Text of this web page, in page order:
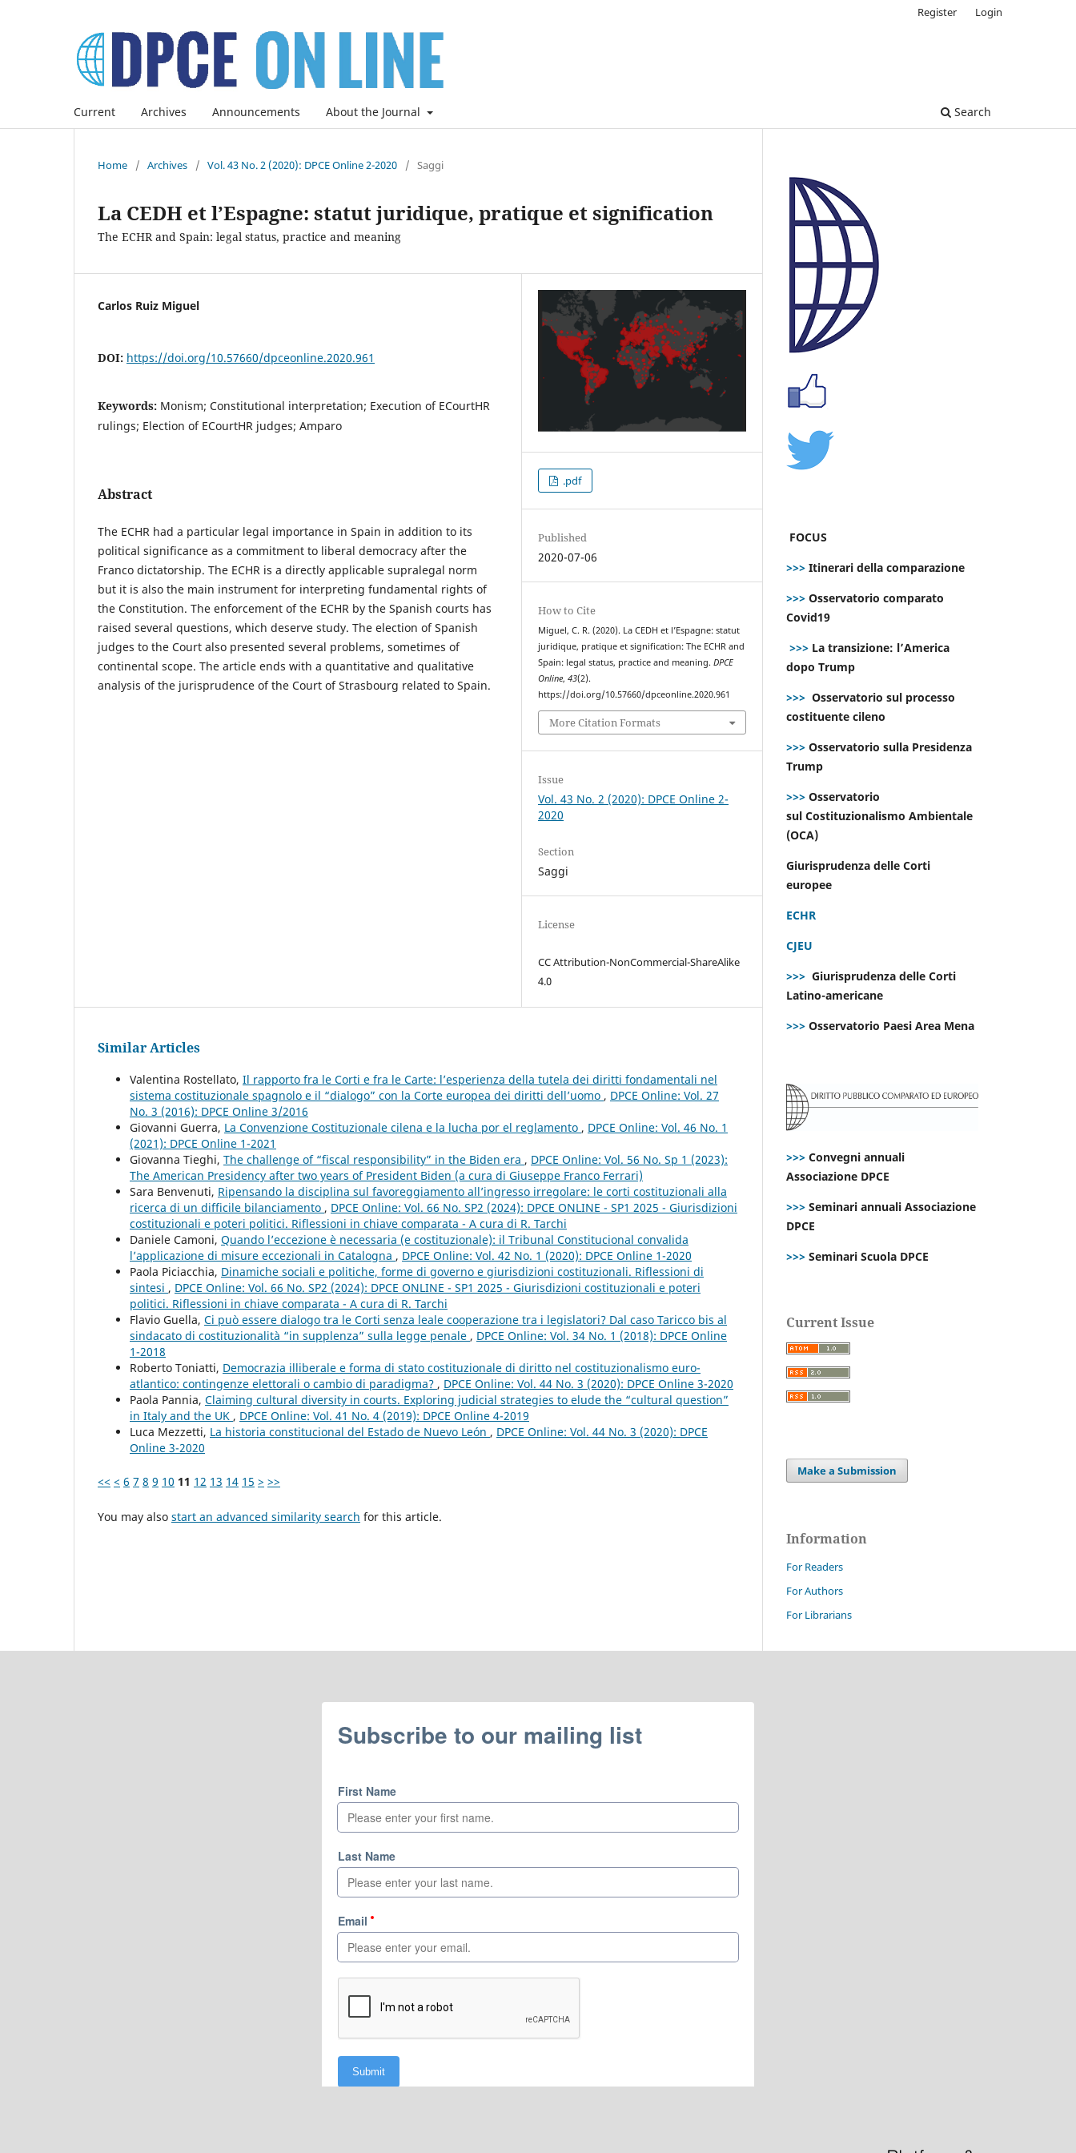
Current Archives Announcements About the Journal Search
Register Login
Home / Archives / Vol. 43 No. 2 (2020): DPCE Online 2-2020 / Saggi
La CEDH et l’Espagne: statut juridique, pratique et signification
The ECHR and Spain: legal status, practice and meaning
Carlos Ruiz Miguel
DOI: https://doi.org/10.57660/dpceonline.2020.961
Keywords: Monism; Constitutional interpretation; Execution of ECourtHR
rulings; Election of ECourtHR judges; Amparo
Abstract
The ECHR had a particular legal importance in Spain in addition to its
political significance as a commitment to liberal democracy after the
Franco dictatorship. The ECHR is a directly applicable supralegal norm
but it is also the main instrument for interpreting fundamental rights of
the Constitution. The enforcement of the ECHR by the Spanish courts has
raised several questions, which deserve study. The election of Spanish
judges to the Court also presented several problems, sometimes of
continental scope. The article ends with a quantitative and qualitative
analysis of the jurisprudence of the Court of Strasbourg related to Spain.
.pdf
Published
2020-07-06
How to Cite
Miguel, C. R. (2020). La CEDH et l’Espagne: statut
juridique, pratique et signification: The ECHR and
Spain: legal status, practice and meaning.DPCE
Online,43(2).
https://doi.org/10.57660/dpceonline.2020.961
More Citation Formats
Issue
Vol. 43 No. 2 (2020): DPCE Online 2-
2020
Section
Saggi
License
CC Attribution-NonCommercial-ShareAlike
4.0
Similar Articles
Valentina Rostellato, Il rapporto fra le Corti e fra le Carte: l’esperienza della tutela dei diritti fondamentali nel
sistema costituzionale spagnolo e il “dialogo” con la Corte europea dei diritti dell’uomo , DPCE Online: Vol. 27
No. 3 (2016): DPCE Online 3/2016
Giovanni Guerra, La Convenzione Costituzionale cilena e la lucha por el reglamento , DPCE Online: Vol. 46 No. 1
(2021): DPCE Online 1-2021
Giovanna Tieghi, The challenge of “fiscal responsibility” in the Biden era , DPCE Online: Vol. 56 No. Sp 1 (2023):
The American Presidency after two years of President Biden (a cura di Giuseppe Franco Ferrari)
Sara Benvenuti, Ripensando la disciplina sul favoreggiamento all’ingresso irregolare: le corti costituzionali alla
ricerca di un difficile bilanciamento , DPCE Online: Vol. 66 No. SP2 (2024): DPCE ONLINE - SP1 2025 - Giurisdizioni
costituzionali e poteri politici. Riflessioni in chiave comparata - A cura di R. Tarchi
Daniele Camoni, Quando l’eccezione è necessaria (e costituzionale): il Tribunal Constitucional convalida
l’applicazione di misure eccezionali in Catalogna , DPCE Online: Vol. 42 No. 1 (2020): DPCE Online 1-2020
Paola Piciacchia, Dinamiche sociali e politiche, forme di governo e giurisdizioni costituzionali. Riflessioni di
sintesi , DPCE Online: Vol. 66 No. SP2 (2024): DPCE ONLINE - SP1 2025 - Giurisdizioni costituzionali e poteri
politici. Riflessioni in chiave comparata - A cura di R. Tarchi
Flavio Guella, Ci può essere dialogo tra le Corti senza leale cooperazione tra i legislatori? Dal caso Taricco bis al
sindacato di costituzionalità “in supplenza” sulla legge penale , DPCE Online: Vol. 34 No. 1 (2018): DPCE Online
1-2018
Roberto Toniatti, Democrazia illiberale e forma di stato costituzionale di diritto nel costituzionalismo euro-
atlantico: contingenze elettorali o cambio di paradigma? , DPCE Online: Vol. 44 No. 3 (2020): DPCE Online 3-2020
Paola Pannia, Claiming cultural diversity in courts. Exploring judicial strategies to elude the “cultural question”
in Italy and the UK , DPCE Online: Vol. 41 No. 4 (2019): DPCE Online 4-2019
Luca Mezzetti, La historia constitucional del Estado de Nuevo León , DPCE Online: Vol. 44 No. 3 (2020): DPCE
Online 3-2020
<< < 6 7 8 9 10 11 12 13 14 15 > >>
You may also start an advanced similarity search for this article.
FOCUS
>>> Itinerari della comparazione
>>> Osservatorio comparato
Covid19
>>> La transizione: l’America
dopo Trump
>>> Osservatorio sul processo
costituente cileno
>>> Osservatorio sulla Presidenza
Trump
>>> Osservatorio
sul Costituzionalismo Ambientale
(OCA)
Giurisprudenza delle Corti
europee
ECHR
CJEU
>>> Giurisprudenza delle Corti
Latino-americane
>>> Osservatorio Paesi Area Mena
>>> Convegni annuali
Associazione DPCE
>>> Seminari annuali Associazione
DPCE
>>> Seminari Scuola DPCE
Current Issue
Make a Submission
Information
For Readers
For Authors
For Librarians